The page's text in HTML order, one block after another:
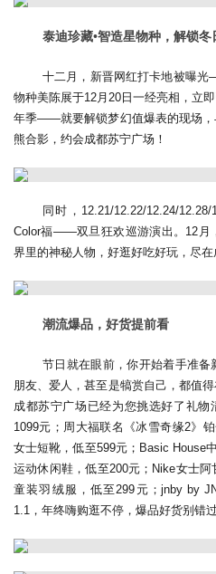
泰迪珍藏•智造星物种，解锁冬
十二月，新晋网红打卡地被曝
物种美陈展于12月20日一经亮相，立
年季——就要解锁梦幻值爆表的现场
熊合影，约会成都苏宁广场！
同时，12.21/12.22/12.24/
Color福——双旦狂欢巡游演出。12月
界里的神秘人物，好逛好吃好玩，尽在
潮流爆品，好货提前看
节日就在眼前，你开始着手准备
朋友、爱人，甚至是犒赏自己，都值
成都苏宁广场已经为您挑选好了礼
1099元；周大福联名《冰雪奇缘2》
女士短靴，低至599元；Basic House
运动休闲鞋，低至200元；Nike女士
童装羽绒服，低至299元；jnby by
1.1，年终嗨购逛不停，爆品好货别错过